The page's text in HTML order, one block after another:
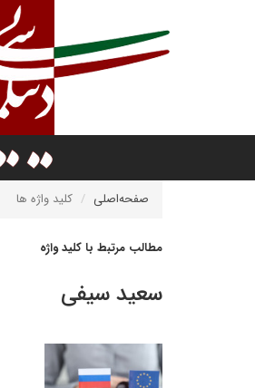
صفحه‌اصلی کلید واژه ها
مطالب مرتبط با کلید واژه
سعید سیفی